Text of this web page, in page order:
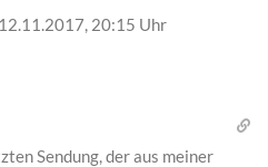
20:15 Uhr
Sendung, der aus meiner